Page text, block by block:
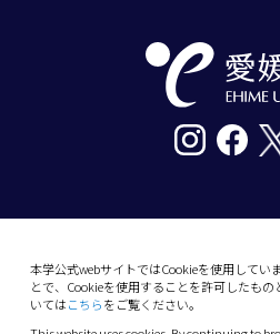
本学公式webサイトではCookieを使用してい
とで、Cookieを使用することを許可したも
いてはこちらをご覧ください。
10-13 Dogo-Himata,